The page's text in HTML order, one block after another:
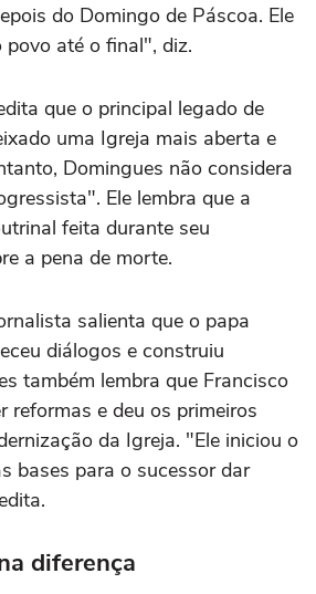
do Domingo de Páscoa. Ele
até o final", diz.
que o principal legado de
uma Igreja mais aberta e
Domingues não considera
Ele lembra que a
feita durante seu
a pena de morte.
salienta que o papa
diálogos e construiu
também lembra que Francisco
reformas e deu os primeiros
da Igreja. "Ele iniciou o
bases para o sucessor dar
diferença